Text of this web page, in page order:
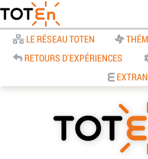
LE RÉSEAU TOTEN
RETOURS D'EXPÉRIENCES